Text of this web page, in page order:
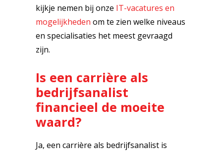
kijkje nemen bij onze IT-vacatures en
mogelijkheden om te zien welke niveaus
en specialisaties het meest gevraagd
zijn.
Is een carrière als
bedrijfsanalist
financieel de moeite
waard?
Ja, een carrière als bedrijfsanalist is